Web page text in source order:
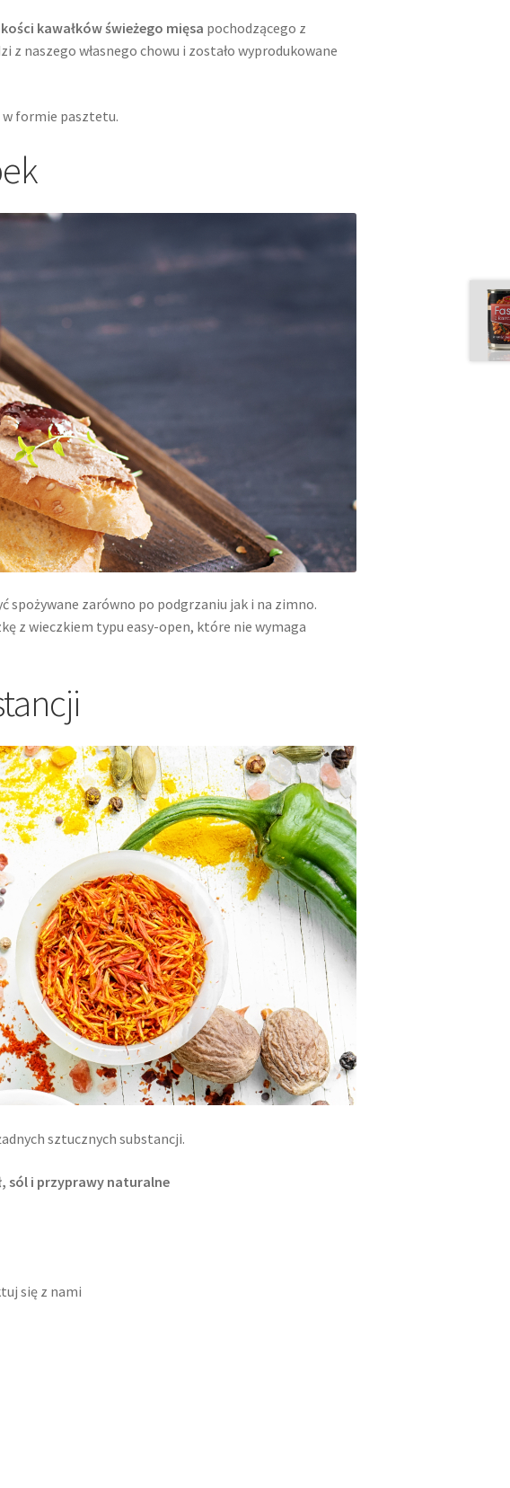
kawałków świeżego mięsa pochodzącego z
z naszego własnego chowu i zostało wyprodukowane
formie pasztetu.
spożywane zarówno po podgrzaniu jak i na zimno.
z wieczkiem typu easy-open, które nie wymaga
sztucznych substancji.
sól i przyprawy naturalne
się z nami